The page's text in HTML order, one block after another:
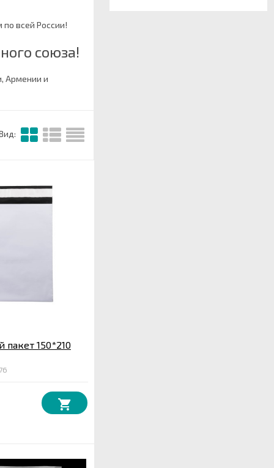
всей России!
союза!
Армении и
пакет 150*210